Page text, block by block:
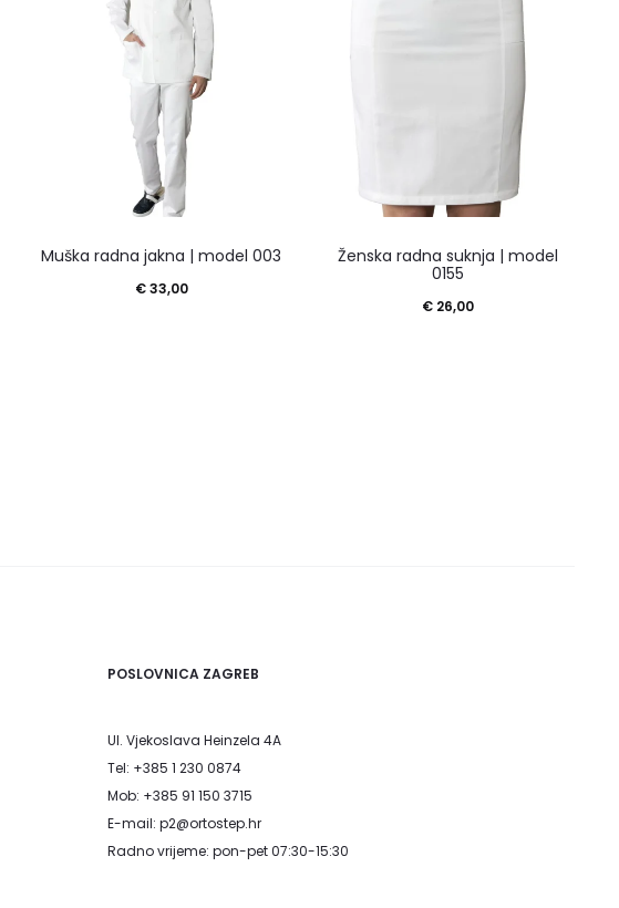
Muška radna jakna | model 003
€33,00
Ženska radna suknja | model
0155
€ 26,00
POSLOVNICA ZAGREB
Ul. Vjekoslava Heinzela 4A
Tel: +385 1 230 0874
Mob: +385 91 150 3715
E-mail: p2@ortostep.hr
Radno vrijeme: pon-pet 07:30-15:30